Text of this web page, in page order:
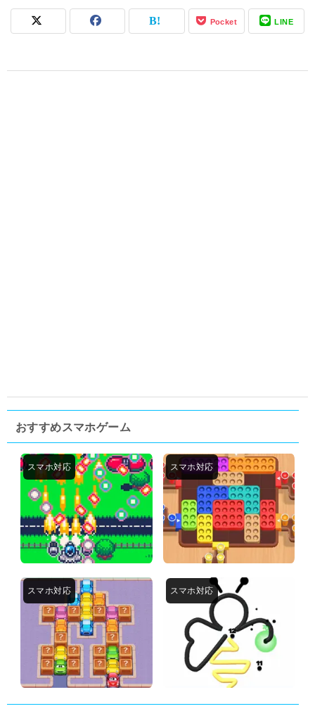
Pocket LINE
おすすめスマホゲーム